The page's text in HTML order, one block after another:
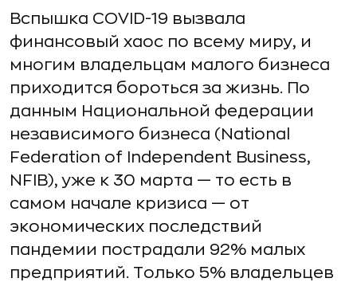
Вспышка COVID-19 вызвала
финансовый хаос по всему миру, и
многим владельцам малого бизнеса
приходится бороться за жизнь. По
данным Национальной федерации
независимого бизнеса (National
Federation of Independent Business,
NFIB), уже к 30 марта — то есть в
самом начале кризиса — от
экономических последствий
пандемии пострадали 92% малых
предприятий. Только 5% владельцев